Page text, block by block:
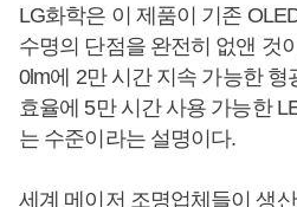
LG화학은 이 제품이 기존
수명의 단점을 완전히 없앤 것
0lm에 2만 시간 지속 가능한
효율에 5만 시간 사용 가능한
는 수준이라는 설명이다.
세계 메이저 조명업체들이 생